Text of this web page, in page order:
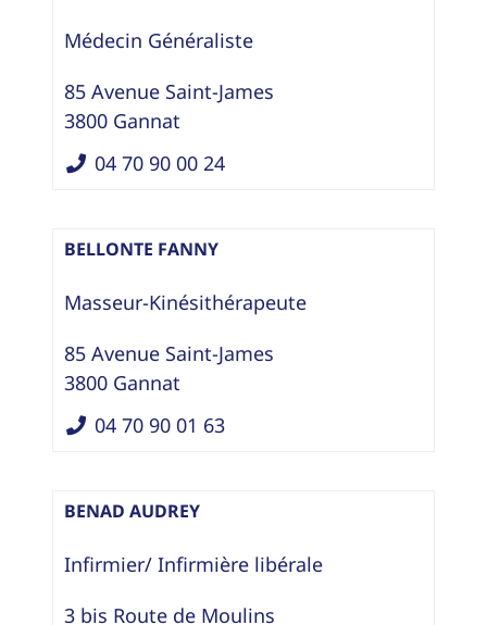
Médecin Généraliste
85 Avenue Saint-James
3800 Gannat
04 70 90 00 24
BELLONTE FANNY
Masseur-Kinésithérapeute
85 Avenue Saint-James
3800 Gannat
04 70 90 01 63
BENAD AUDREY
Infirmier/ Infirmière libérale
3 bis Route de Moulins